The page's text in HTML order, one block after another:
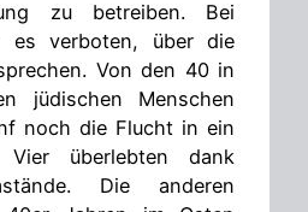
zu betreiben. Bei
es verboten, über die
Von den 40 in
jüdischen Menschen
noch die Flucht in ein
Vier überlebten dank
Die anderen